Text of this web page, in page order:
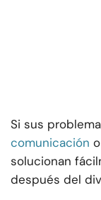
Si sus
comunicación
solucionan
después del